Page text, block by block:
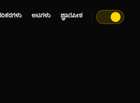
ಆಟಗಳು ಜ್ಞಾನಪೀಠ